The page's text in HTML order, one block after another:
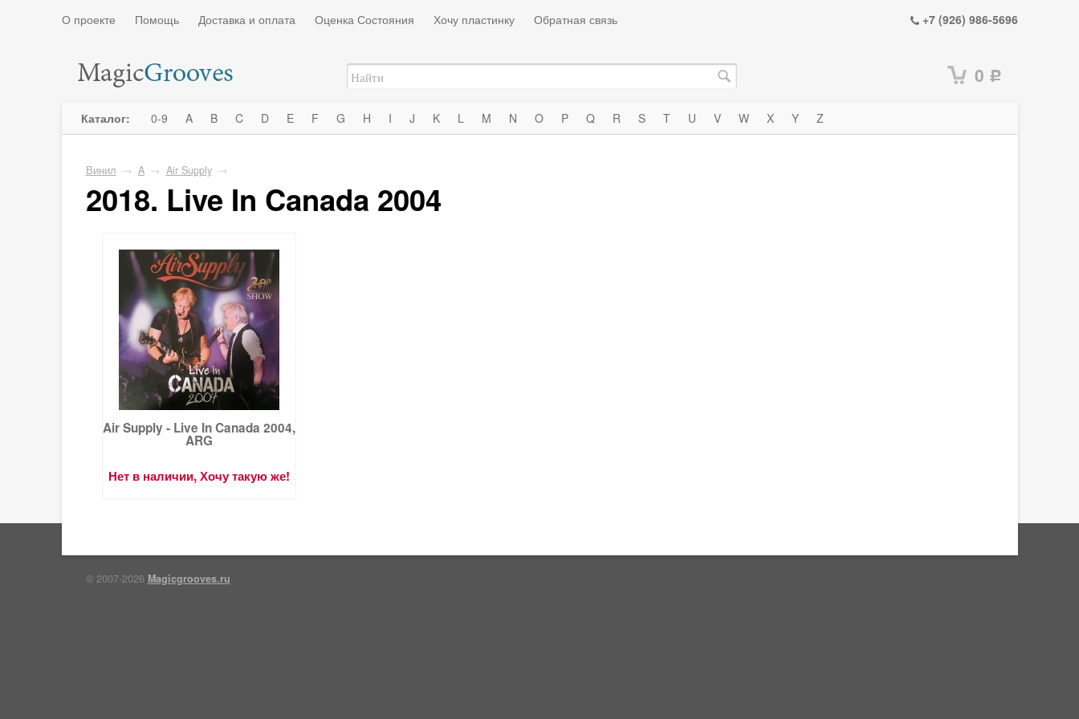
О проекте Помощь Доставка и оплата Оценка Состояния Хочу пластинку Обратная связь +7 (926) 986-5696
0 Р
Каталог: 0-9 A B C D E F G H I J K L M N O P Q R S T U V W X Y Z
Винил → A → Air Supply →
2018. Live In Canada 2004
Air Supply - Live In Canada 2004,
ARG
Нет в наличии, Хочу такую же!
© 2007-2026 Magicgrooves.ru